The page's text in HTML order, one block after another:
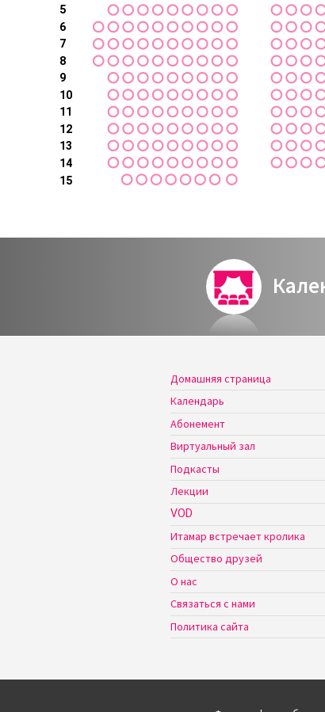
5
6
7
8
9
10
11
12
13
14
15
Домашняя страница
Календарь
Абонемент
Виртуальный зал
Подкасты
Лекции
VOD
Итамар встречает кролика
Общество друзей
О нас
Связаться с нами
Политика сайта